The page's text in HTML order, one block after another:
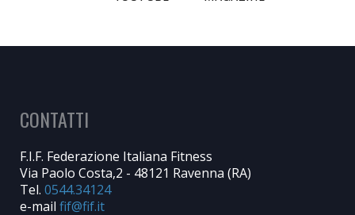
CONTATTI
F.I.F. Federazione Italiana Fitness
Via Paolo Costa,2 - 48121 Ravenna (RA)
Tel. 0544.34124
e-mail